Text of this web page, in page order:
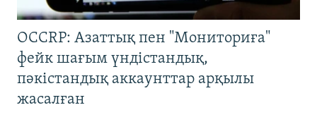
OCCRP: Азаттық пен "Мониториға"
фейк шағым үндістандық,
пәкістандық аккаунттар арқылы
жасалған